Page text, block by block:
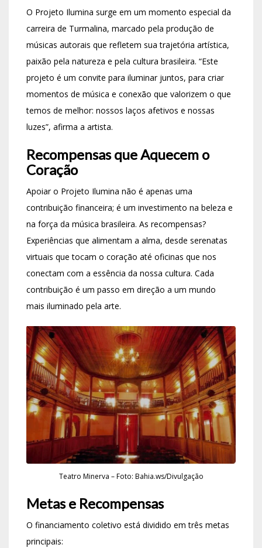
O Projeto Ilumina surge em um momento especial da
carreira de Turmalina, marcado pela produção de
músicas autorais que refletem sua trajetória artística,
paixão pela natureza e pela cultura brasileira. “Este
projeto é um convite para iluminar juntos, para criar
momentos de música e conexão que valorizem o que
temos de melhor: nossos laços afetivos e nossas
luzes”, afirma a artista.
Recompensas que Aquecem o
Coração
Apoiar o Projeto Ilumina não é apenas uma
contribuição financeira; é um investimento na beleza e
na força da música brasileira. As recompensas?
Experiências que alimentam a alma, desde serenatas
virtuais que tocam o coração até oficinas que nos
conectam com a essência da nossa cultura. Cada
contribuição é um passo em direção a um mundo
mais iluminado pela arte.
Teatro Minerva – Foto: Bahia.ws/Divulgação
Metas e Recompensas
O financiamento coletivo está dividido em três metas
principais: